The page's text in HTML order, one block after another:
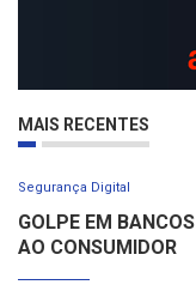
MAIS RECENTES
Segurança Digital
GOLPE EM
AO CONSUMIDOR